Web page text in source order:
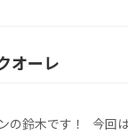
オーレ
の鈴木です！ 今回